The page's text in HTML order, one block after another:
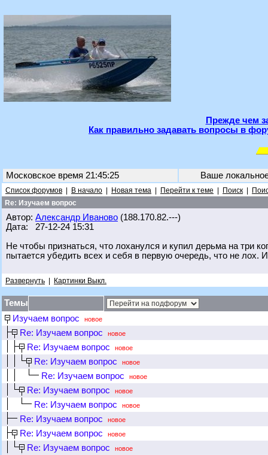
Прежде чем
Как правильно задавать вопросы в
Московское время 21:45:25 Ваше
Список форумов В начало Новая тема Перейти к теме Поиск
Re: Изучаем вопрос
Автор: Александр Иваново (188.170.82.---)
Дата: 27-12-24 15:31
Не чтобы признаться, что лоханулся и купил дерьма на три
пытается убедить всех и себя в первую очередь, что не лох.
Развернуть Картинки Выкл.
Темы
Изучаем вопрос
новое
Re: Изучаем вопрос новое
Re: Изучаем вопрос новое
Re: Изучаем вопрос новое
Re: Изучаем вопрос новое
Re: Изучаем вопрос новое
Re: Изучаем вопрос новое
Re: Изучаем вопрос новое
Re: Изучаем вопрос новое
Re: Изучаем вопрос новое